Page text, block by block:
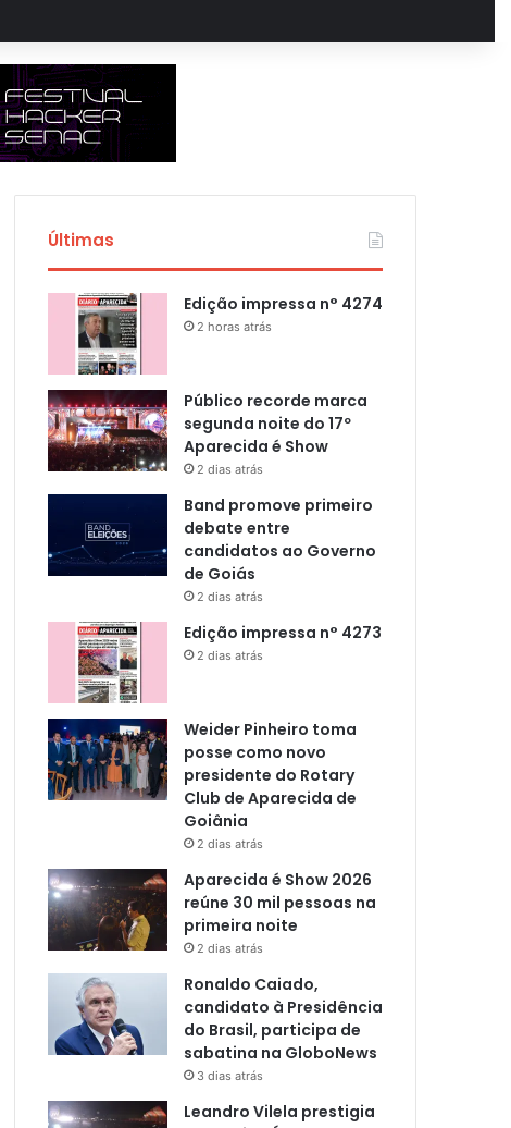
Últimas
Edição impressa n° 4274
2 horas atrás
Público recorde marca
segunda noite do 17º
Aparecida é Show
2 dias atrás
Band promove primeiro
debate entre
candidatos ao Governo
de Goiás
2 dias atrás
Edição impressa n° 4273
2 dias atrás
Weider Pinheiro toma
posse como novo
presidente do Rotary
Club de Aparecida de
Goiânia
2 dias atrás
Aparecida é Show 2026
reúne 30 mil pessoas na
primeira noite
2 dias atrás
Ronaldo Caiado,
candidato à Presidência
do Brasil, participa de
sabatina na GloboNews
3 dias atrás
Leandro Vilela prestigia